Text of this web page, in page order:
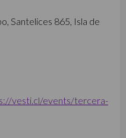
Santelices 865, Isla de
vesti.cl/events/tercera-